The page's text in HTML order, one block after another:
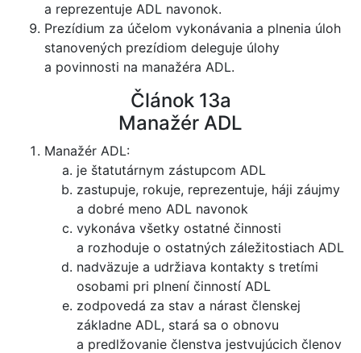
a reprezentuje ADL navonok.
Prezídium za účelom vykonávania a plnenia úloh
stanovených prezídiom deleguje úlohy
a povinnosti na manažéra ADL.
Článok 13a
Manažér ADL
Manažér ADL:
je štatutárnym zástupcom ADL
zastupuje, rokuje, reprezentuje, háji záujmy
a dobré meno ADL navonok
vykonáva všetky ostatné činnosti
a rozhoduje o ostatných záležitostiach ADL
nadväzuje a udržiava kontakty s tretími
osobami pri plnení činností ADL
zodpovedá za stav a nárast členskej
základne ADL, stará sa o obnovu
a predlžovanie členstva jestvujúcich členov